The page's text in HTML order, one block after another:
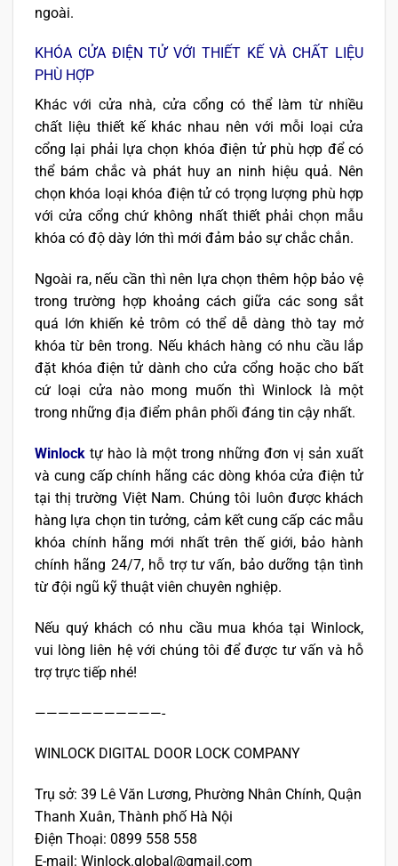
ngoài.
KHÓA CỬA ĐIỆN TỬ VỚI THIẾT KẾ VÀ CHẤT LIỆU
PHÙ HỢP
Khác với cửa nhà, cửa cổng có thể làm từ nhiều
chất liệu thiết kế khác nhau nên với mỗi loại cửa
cổng lại phải lựa chọn khóa điện tử phù hợp để có
thể bám chắc và phát huy an ninh hiệu quả. Nên
chọn khóa loại khóa điện tử có trọng lượng phù hợp
với cửa cổng chứ không nhất thiết phải chọn mẫu
khóa có độ dày lớn thì mới đảm bảo sự chắc chắn.
Ngoài ra, nếu cần thì nên lựa chọn thêm hộp bảo vệ
trong trường hợp khoảng cách giữa các song sắt
quá lớn khiến kẻ trôm có thể dễ dàng thò tay mở
khóa từ bên trong. Nếu khách hàng có nhu cầu lắp
đặt khóa điện tử dành cho cửa cổng hoặc cho bất
cứ loại cửa nào mong muốn thì Winlock là một
trong những địa điểm phân phối đáng tin cậy nhất.
Winlock tự hào là một trong những đơn vị sản xuất
và cung cấp chính hãng các dòng khóa cửa điện tử
tại thị trường Việt Nam. Chúng tôi luôn được khách
hàng lựa chọn tin tưởng, cảm kết cung cấp các mẫu
khóa chính hãng mới nhất trên thế giới, bảo hành
chính hãng 24/7, hỗ trợ tư vấn, bảo dưỡng tận tình
từ đội ngũ kỹ thuật viên chuyên nghiệp.
Nếu quý khách có nhu cầu mua khóa tại Winlock,
vui lòng liên hệ với chúng tôi để được tư vấn và hỗ
trợ trực tiếp nhé!
———————————-
WINLOCK DIGITAL DOOR LOCK COMPANY
Trụ sở: 39 Lê Văn Lương, Phường Nhân Chính, Quận
Thanh Xuân, Thành phố Hà Nội
Điện Thoại: 0899 558 558
E-mail: Winlock.global@gmail.com